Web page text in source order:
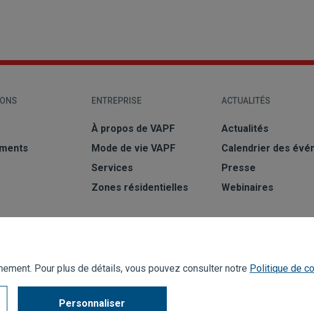
ENTREPRISE
À propos de VAPF
Mode de vie VAPF
Services
Zones résidentielles
ACTUALITÉS
Actualités
Calendrier des
Presse
Webinaires
Pour plus de détails, vous pouvez consulter notre Politique de
Personnaliser